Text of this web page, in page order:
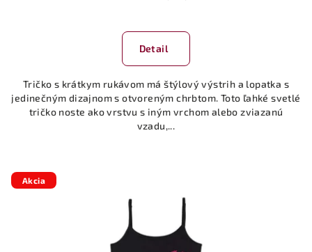
Detail
Tričko s krátkym rukávom má štýlový výstrih a lopatka s
jedinečným dizajnom s otvoreným chrbtom. Toto ľahké svetlé
tričko noste ako vrstvu s iným vrchom alebo zviazanú
vzadu,...
Akcia